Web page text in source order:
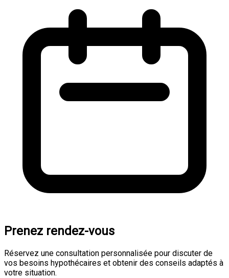
Prenez rendez-vous
Réservez une consultation personnalisée pour discuter de
vos besoins hypothécaires et obtenir des conseils adaptés à
votre situation.